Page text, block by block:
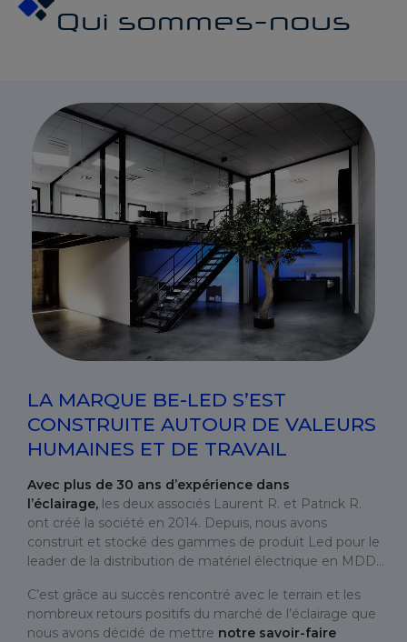
Qui sommes-nous
LA MARQUE BE-LED S’EST
CONSTRUITE AUTOUR DE VALEURS
HUMAINES ET DE TRAVAIL
Avec plus de 30 ans d’expérience dans
l’éclairage, les deux associés Laurent R. et Patrick R.
ont créé la société en 2014. Depuis, nous avons
construit et stocké des gammes de produit Led pour le
leader de la distribution de matériel électrique en MDD…
C’est grâce au succès rencontré avec le terrain et les
nombreux retours positifs du marché de l’éclairage que
nous avons décidé de mettre notre savoir-faire